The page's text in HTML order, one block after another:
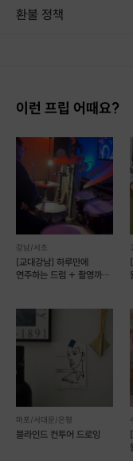
환불 정책
이런 프립 어때요?
강남/서초
[교대강남] 하루만에
연주하는 드럼 + 촬영까지!
마포/서대문/은평
블라인드 컨투어 드로잉